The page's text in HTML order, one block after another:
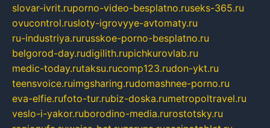
slovar-ivrit.ruporno-video-besplatno.ruseks-365.ru
ovucontrol.rusloty-igrovyye-avtomaty.ru
ru-industriya.rurusskoe-porno-besplatno.ru
belgorod-day.rudigilith.rupichkurovlab.ru
medic-today.rutaksu.rucomp123.rudon-ykt.ru
teensvoice.ruimgsharing.rudomashnee-porno.ru
eva-elfie.rufoto-tur.rubiz-doska.rumetropoltravel.ru
veslo-i-yakor.ruborodino-media.rurostotsky.ru